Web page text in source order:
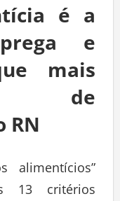
é a
e
mais
de
RN
alimentícios”
13 critérios